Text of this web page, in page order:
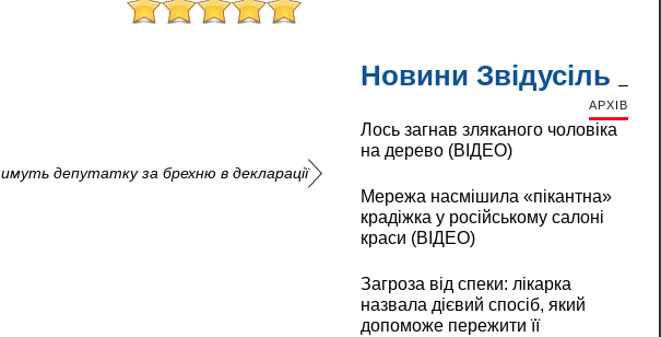
депутатку за брехню в декларації
Новини Звідусіль
АРХІВ
Лось загнав зляканого чоловіка
на дерево (ВІДЕО)
Мережа насмішила «пікантна»
крадіжка у російському салоні
краси (ВІДЕО)
Загроза від спеки: лікарка
назвала дієвий спосіб, який
допоможе пережити її